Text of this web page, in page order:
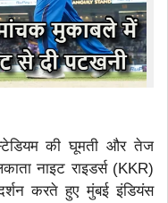
की घूमती और तेज
नाइट राइडर्स (KKR)
करते हुए मुंबई इंडियंस